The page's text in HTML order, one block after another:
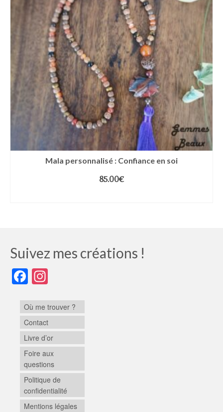
Mala personnalisé : Confiance en soi
85.00€
Suivez mes créations !
Facebook
Où me trouver ?
Contact
Livre d’or
Foire aux
questions
Politique de
confidentialité
Mentions légales